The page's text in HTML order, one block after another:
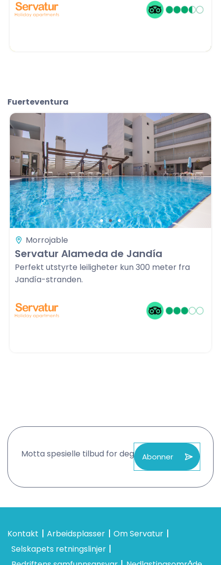
Fuerteventura
Morrojable
Servatur Alameda de Jandía
Perfekt utstyrte leiligheter kun 300 meter fra
Jandía-stranden.
Motta spesielle tilbud for deg Abonner
Kontakt Arbeidsplasser
Om Servatur
Selskapets retningslinjer